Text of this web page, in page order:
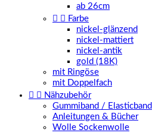
ab 26cm
  Farbe
nickel-glänzend
nickel-mattiert
nickel-antik
gold (18K)
mit Ringöse
mit Doppelfach
  Nähzubehör
Gummiband / Elasticband
Anleitungen & Bücher
Wolle Sockenwolle